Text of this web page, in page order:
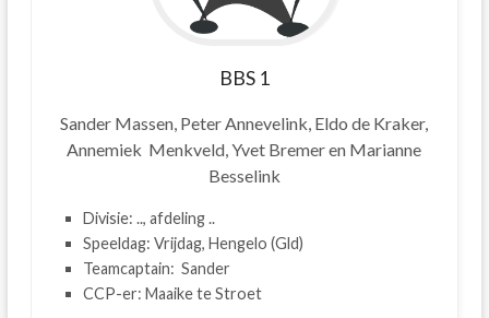
BBS 1
Sander Massen, Peter Annevelink, Eldo de Kraker,
Annemiek Menkveld, Yvet Bremer en Marianne
Besselink
Divisie: .., afdeling ..
Speeldag: Vrijdag, Hengelo (Gld)
Teamcaptain: Sander
CCP-er: Maaike te Stroet